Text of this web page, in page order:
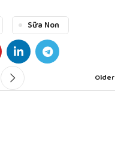
Sữa Non
Older